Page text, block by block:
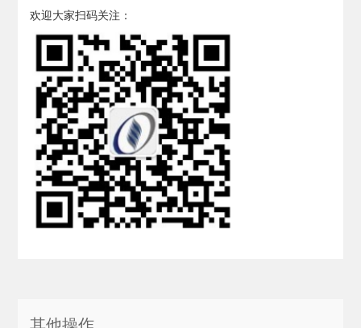
欢迎大家扫码关注：